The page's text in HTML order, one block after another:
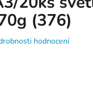
(376)
hodnocení